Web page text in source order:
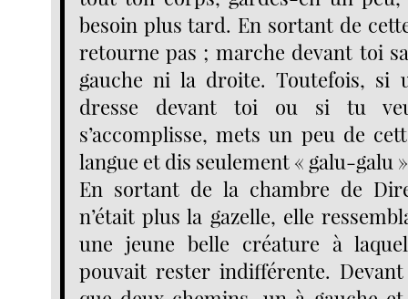
besoin plus tard. En sortant de
retourne pas ; marche devant toi
gauche ni la droite. Toutefois, si
dresse devant toi ou si tu
s’accomplisse, mets un peu de
langue et dis seulement « galu-galu
En sortant de la chambre de
n’était plus la gazelle, elle
une jeune belle créature à
pouvait rester indifférente.